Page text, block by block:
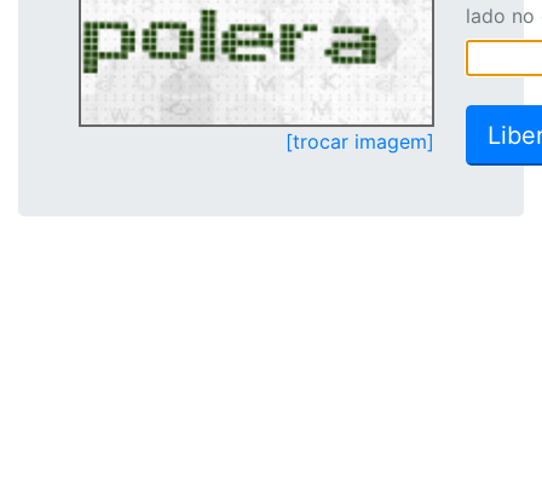
[trocar imagem]
lado no